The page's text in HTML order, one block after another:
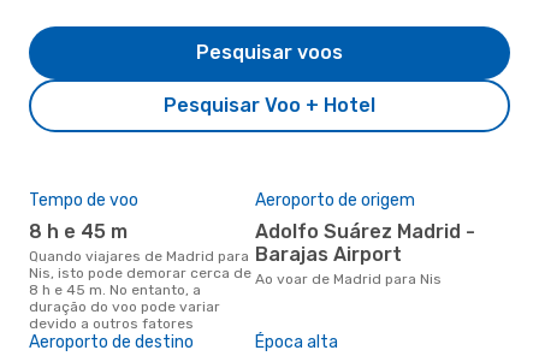
Pesquisar Voo + Hotel
Pesquisar voos
Tempo de voo
8 h e 45 m
Quando viajares de Madrid para
Nis, isto pode demorar cerca de
8 h e 45 m. No entanto, a
duração do voo pode variar
devido a outros fatores
Aeroporto de origem
Adolfo Suárez Madrid -
Barajas Airport
Ao voar de Madrid para Nis
Aeroporto de destino Época alta